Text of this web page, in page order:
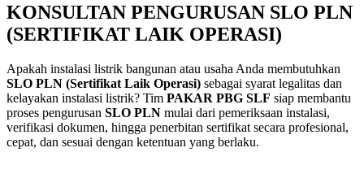
KONSULTAN PENGURUSAN SLO PLN
(SERTIFIKAT LAIK OPERASI)
Apakah instalasi listrik bangunan atau usaha Anda membutuhkan
SLO PLN (Sertifikat Laik Operasi) sebagai syarat legalitas dan
kelayakan instalasi listrik? Tim PAKAR PBG SLF siap membantu
proses pengurusan SLO PLN mulai dari pemeriksaan instalasi,
verifikasi dokumen, hingga penerbitan sertifikat secara profesional,
cepat, dan sesuai dengan ketentuan yang berlaku.